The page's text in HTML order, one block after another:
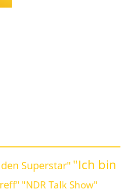
Superstar" "Ich bin
"NDR Talk Show"